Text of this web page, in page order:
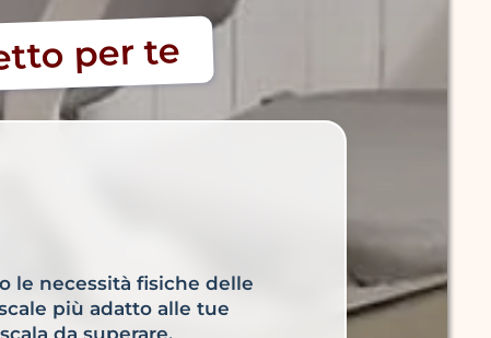
per te
le necessità fisiche delle
più adatto alle tue
da superare.